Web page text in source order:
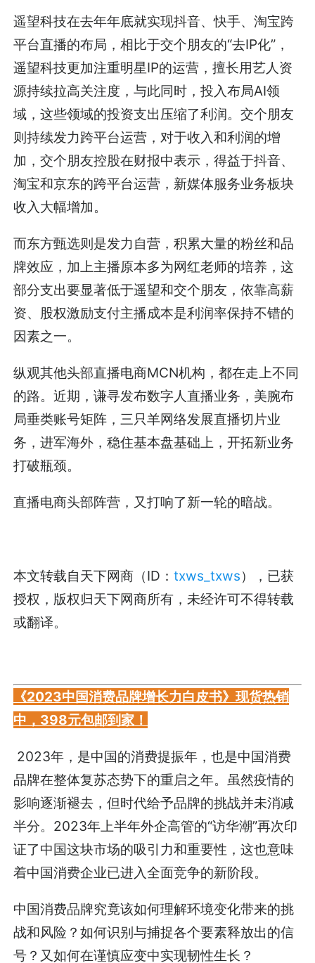
遥望科技在去年年底就实现抖音、快手、淘宝跨
平台直播的布局，相比于交个朋友的“去IP化”，
遥望科技更加注重明星IP的运营，擅长用艺人资
源持续拉高关注度，与此同时，投入布局AI领
域，这些领域的投资支出压缩了利润。交个朋友
则持续发力跨平台运营，对于收入和利润的增
加，交个朋友控股在财报中表示，得益于抖音、
淘宝和京东的跨平台运营，新媒体服务业务板块
收入大幅增加。
而东方甄选则是发力自营，积累大量的粉丝和品
牌效应，加上主播原本多为网红老师的培养，这
部分支出要显著低于遥望和交个朋友，依靠高薪
资、股权激励支付主播成本是利润率保持不错的
因素之一。
纵观其他头部直播电商MCN机构，都在走上不同
的路。近期，谦寻发布数字人直播业务，美腕布
局垂类账号矩阵，三只羊网络发展直播切片业
务，进军海外，稳住基本盘基础上，开拓新业务
打破瓶颈。
直播电商头部阵营，又打响了新一轮的暗战。
本文转载自天下网商（ID：txws_txws），已获
授权，版权归天下网商所有，未经许可不得转载
或翻译。
《2023中国消费品牌增长力白皮书》现货热销
中，398元包邮到家！
2023年，是中国的消费提振年，也是中国消费
品牌在整体复苏态势下的重启之年。虽然疫情的
影响逐渐褪去，但时代给予品牌的挑战并未消减
半分。2023年上半年外企高管的“访华潮”再次印
证了中国这块市场的吸引力和重要性，这也意味
着中国消费企业已进入全面竞争的新阶段。
中国消费品牌究竟该如何理解环境变化带来的挑
战和风险？如何识别与捕捉各个要素释放出的信
号？又如何在谨慎应变中实现韧性生长？